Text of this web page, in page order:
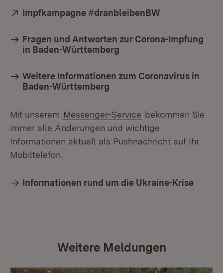
Extern:
Impfkampagne #dranbleibenBW
Fragen und Antworten zur Corona-Impfung
in Baden-Württemberg
Weitere Informationen zum Coronavirus in
Baden-Württemberg
Mit unserem Messenger-Service bekommen Sie
immer alle Änderungen und wichtige
Informationen aktuell als Pushnachricht auf Ihr
Mobiltelefon.
Informationen rund um die Ukraine-Krise
Weitere Meldungen